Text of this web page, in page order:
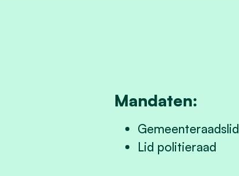
Mandaten:
Gemeenteraadslid
Lid politieraad